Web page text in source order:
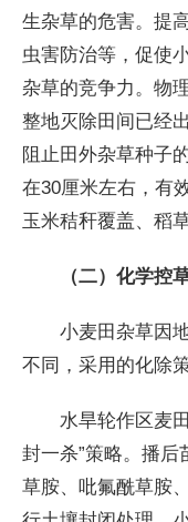
生杂草的危害。提
虫害防治等，促使
杂草的竞争力。物
整地灭除田间已经
阻止田外杂草种子
在30厘米左右，有
玉米秸秆覆盖、稻
（二）化学控
小麦田杂草因
不同，采用的化除
水旱轮作区麦
封一杀”策略。播
草胺、吡氟酰草胺